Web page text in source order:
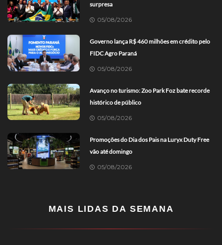
surpresa
05/08/2026
Governo lança R$ 460 milhões em crédito pelo
FIDC Agro Paraná
05/08/2026
Avanço no turismo: Zoo Park Foz bate recorde
histórico de público
05/08/2026
Promoções do Dia dos Pais na Luryx Duty Free
vão até domingo
05/08/2026
MAIS LIDAS DA SEMANA